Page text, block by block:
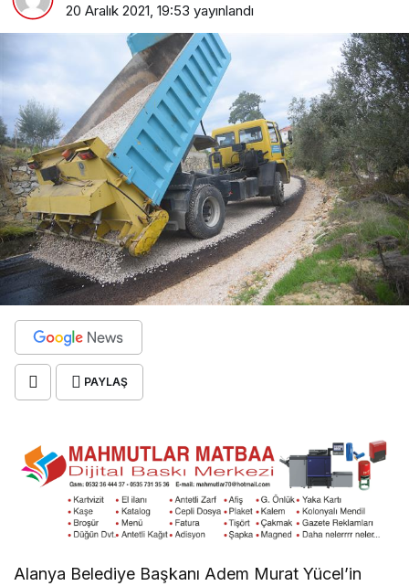
20 Aralık 2021, 19:53 yayınlandı
PAYLAŞ
Alanya Belediye Başkanı Adem Murat Yücel’in